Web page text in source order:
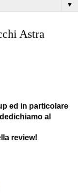
▼
Astra
ed in particolare
al
review!